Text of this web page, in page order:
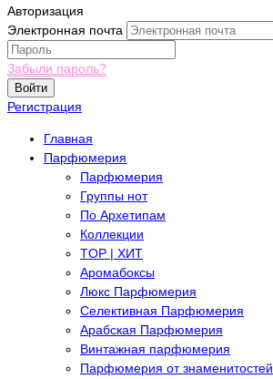
Авторизация
Электронная почта
Забыли пароль?
Войти
Регистрация
Главная
Парфюмерия
Парфюмерия
Группы нот
По Архетипам
Коллекции
TOP | ХИТ
Аромабоксы
Люкс Парфюмерия
Селективная Парфюмерия
Арабская Парфюмерия
Винтажная парфюмерия
Парфюмерия от знаменитостей